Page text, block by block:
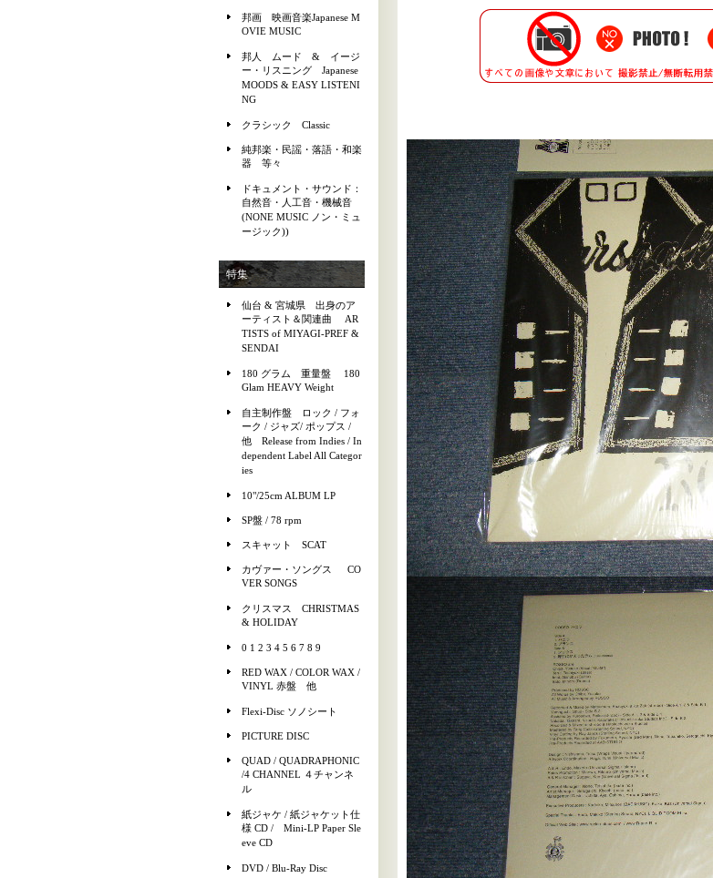
邦画 映画音楽Japanese M
OVIE MUSIC
邦人 ムード & イージ
ー・リスニング Japanese
MOODS & EASY LISTENI
NG
クラシック Classic
純邦楽・民謡・落語・和楽
器 等々
ドキュメント・サウンド：
自然音・人工音・機械音
(NONE MUSIC ノン・ミュ
ージック))
特集
仙台 & 宮城県 出身のア
ーティスト＆関連曲 AR
TISTS of MIYAGI-PREF &
SENDAI
180 グラム 重量盤 180
Glam HEAVY Weight
自主制作盤 ロック / フォ
ーク / ジャズ/ ポップス /
他 Release from Indies / In
dependent Label All Categor
ies
10"/25cm ALBUM LP
SP盤 / 78 rpm
スキャット SCAT
カヴァー・ソングス CO
VER SONGS
クリスマス CHRISTMAS
& HOLIDAY
0 1 2 3 4 5 6 7 8 9
RED WAX / COLOR WAX /
VINYL 赤盤 他
Flexi-Disc ソノシート
PICTURE DISC
QUAD / QUADRAPHONIC
/4 CHANNEL ４チャンネ
ル
紙ジャケ / 紙ジャケット仕
様 CD / Mini-LP Paper Sle
eve CD
DVD / Blu-Ray Disc